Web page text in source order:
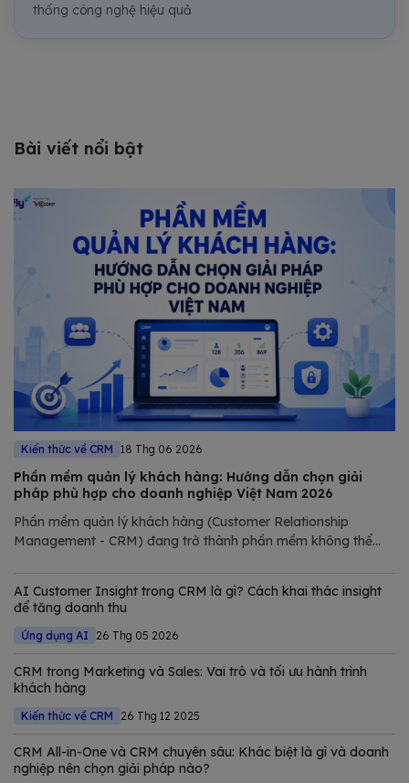
thống công nghệ hiệu quả
Bài viết nổi bật
Kiến thức về CRM 18 Thg 06 2026
Phần mềm quản lý khách hàng: Hướng dẫn chọn giải
pháp phù hợp cho doanh nghiệp Việt Nam 2026
Phần mềm quản lý khách hàng (Customer Relationship
Management - CRM) đang trở thành phần mềm không thể
Trong bài viết này, Bizfly tổng hợp và phân tích chi tiết các
giải pháp CRM tốt nhất
AI Customer Insight trong CRM là gì? Cách khai thác insight
để tăng doanh thu
Ứng dụng AI 26 Thg 05 2026
CRM trong Marketing và Sales: Vai trò và tối ưu hành trình
khách hàng
Kiến thức về CRM 26 Thg 12 2025
CRM All-in-One và CRM chuyên sâu: Khác biệt là gì và doanh
nghiệp nên chọn giải pháp nào?